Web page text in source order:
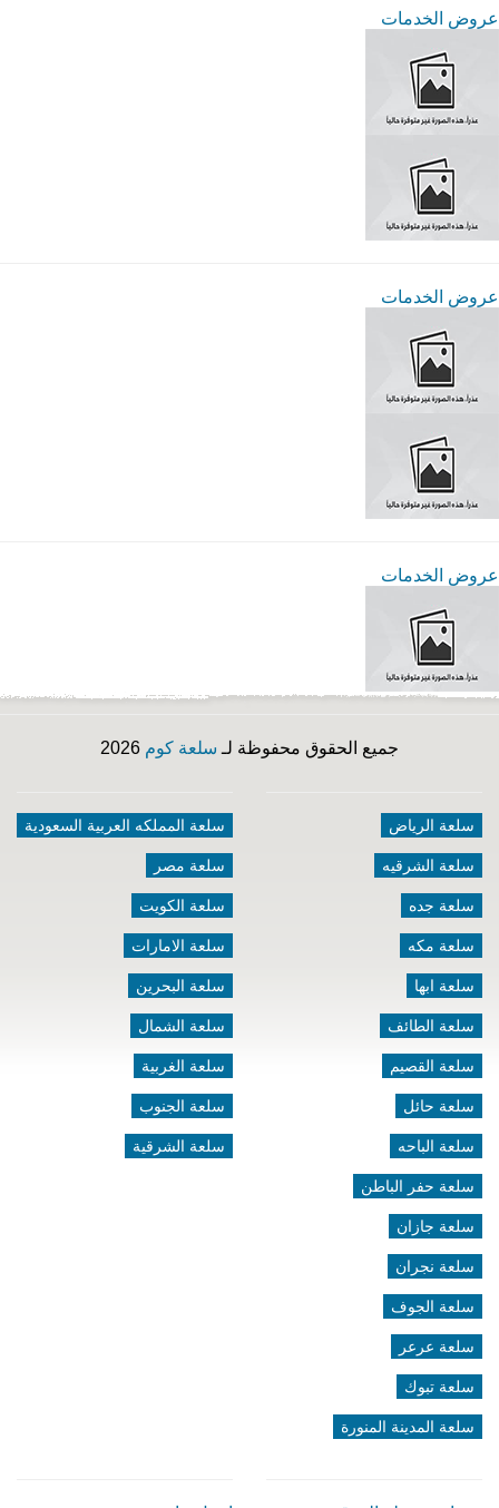
عروض الخدمات
عروض الخدمات
عروض الخدمات
جميع الحقوق محفوظة لـ سلعة كوم
سلعة الرياض
سلعة الشرقيه
سلعة جده
سلعة مكه
سلعة ابها
سلعة الطائف
سلعة القصيم
سلعة حائل
سلعة الباحه
سلعة حفر الباطن
سلعة جازان
سلعة نجران
سلعة الجوف
سلعة عرعر
سلعة تبوك
سلعة المدينة المنورة
سلعة المملكه العربية السعودية
سلعة مصر
سلعة الكويت
سلعة الامارات
سلعة البحرين
سلعة الشمال
سلعة الغربية
سلعة الجنوب
سلعة الشرقية